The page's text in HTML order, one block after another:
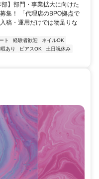
】部門・事業拡大に向けた
集！ 「代理店のBPO拠点で
稿・運用だけでは物足りな
ト 経験者歓迎
ネイルOK
あり ピアスOK
土日祝休み